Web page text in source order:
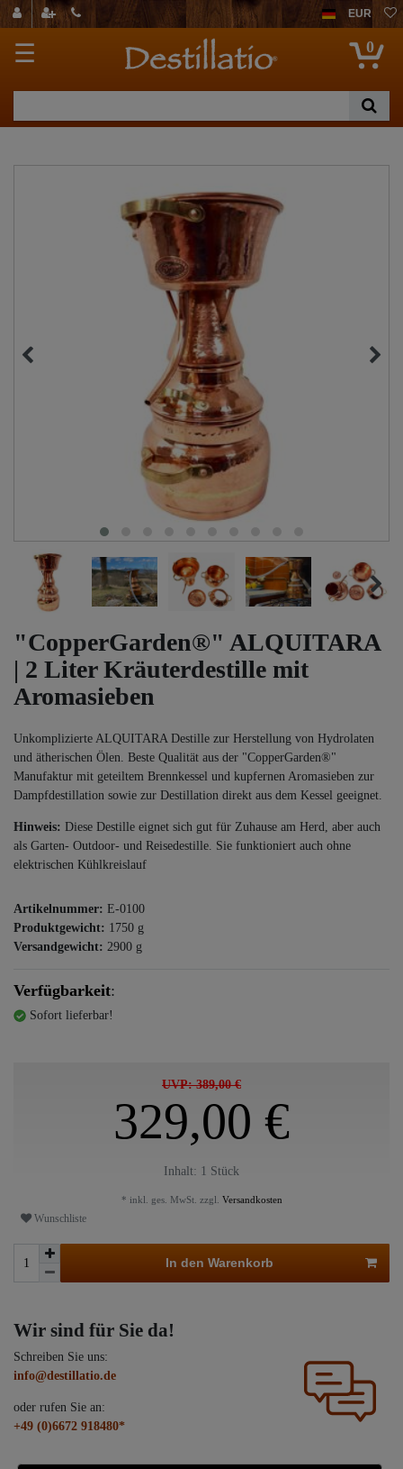
EUR
☰ 0
"CopperGarden®" ALQUITARA
| 2 Liter Kräuterdestille mit
Aromasieben
Unkomplizierte ALQUITARA Destille zur Herstellung von Hydrolaten
und ätherischen Ölen. Beste Qualität aus der "CopperGarden®"
Manufaktur mit geteiltem Brennkessel und kupfernen Aromasieben zur
Dampfdestillation sowie zur Destillation direkt aus dem Kessel geeignet.
Hinweis: Diese Destille eignet sich gut für Zuhause am Herd, aber auch
als Garten- Outdoor- und Reisedestille. Sie funktioniert auch ohne
elektrischen Kühlkreislauf
Artikelnummer: E-0100
Produktgewicht: 1750 g
Versandgewicht: 2900 g
Verfügbarkeit:
Sofort lieferbar!
UVP: 389,00 €
329,00 €
Inhalt: 1 Stück
* inkl. ges. MwSt. zzgl. Versandkosten
Wunschliste
In den Warenkorb
Wir sind für Sie da!
Schreiben Sie uns:
info@destillatio.de
oder rufen Sie an:
+49 (0)6672 918480*